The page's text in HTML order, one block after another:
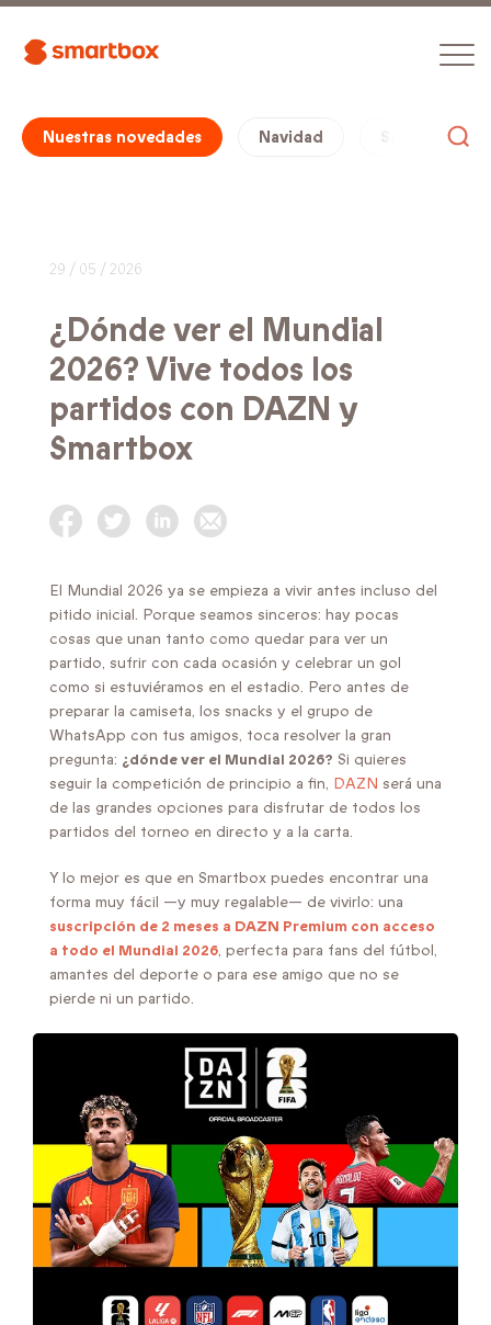
Nuestras novedades Navidad San Valentín
29 / 05 / 2026
¿Dónde ver el Mundial
2026? Vive todos los
partidos con DAZN y
Smartbox
El Mundial 2026 ya se empieza a vivir antes incluso del
pitido inicial. Porque seamos sinceros: hay pocas
cosas que unan tanto como quedar para ver un
partido, sufrir con cada ocasión y celebrar un gol
como si estuviéramos en el estadio. Pero antes de
preparar la camiseta, los snacks y el grupo de
WhatsApp con tus amigos, toca resolver la gran
pregunta: ¿dónde ver el Mundial 2026? Si quieres
seguir la competición de principio a fin, DAZN será una
de las grandes opciones para disfrutar de todos los
partidos del torneo en directo y a la carta.
Y lo mejor es que en Smartbox puedes encontrar una
forma muy fácil —y muy regalable— de vivirlo: una
suscripción de 2 meses a DAZN Premium con acceso
a todo el Mundial 2026, perfecta para fans del fútbol,
amantes del deporte o para ese amigo que no se
pierde ni un partido.